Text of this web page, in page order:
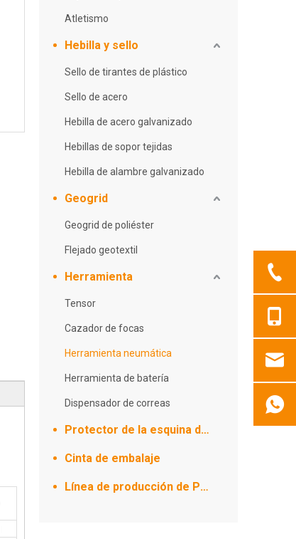
Atletismo
Hebilla y sello
Sello de tirantes de plástico
Sello de acero
Hebilla de acero galvanizado
Hebillas de sopor tejidas
Hebilla de alambre galvanizado
Geogrid
Geogrid de poliéster
Flejado geotextil
Herramienta
Tensor
Cazador de focas
Herramienta neumática
Herramienta de batería
Dispensador de correas
Protector de la esquina de papel
Cinta de embalaje
Línea de producción de PET/PP